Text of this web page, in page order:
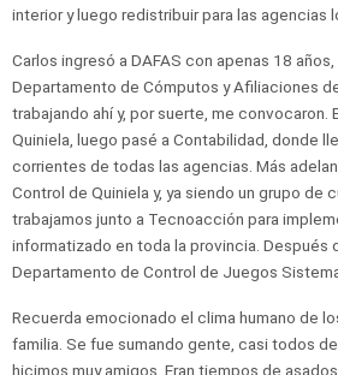
interior y luego redistribuir para las agencias
Carlos ingresó a DAFAS con apenas 18
Departamento de Cómputos y Afiliaciones
trabajando ahí y, por suerte, me convocaron.
Quiniela, luego pasé a Contabilidad, donde
corrientes de todas las agencias. Más
Control de Quiniela y, ya siendo un grupo de
trabajamos junto a Tecnoacción para
informatizado en toda la provincia. Después
Departamento de Control de Juegos
Recuerda emocionado el clima humano de
familia. Se fue sumando gente, casi todos
hicimos muy amigos. Eran tiempos de